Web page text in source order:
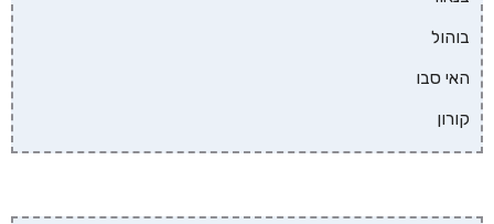
בוהול
האי סבו
קורון